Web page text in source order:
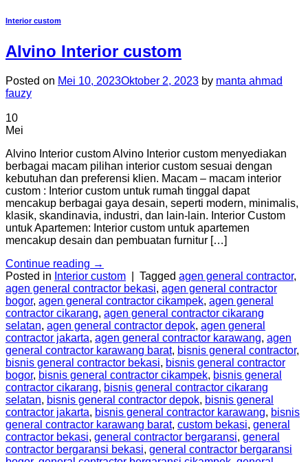
Interior custom
Alvino Interior custom
Posted on Mei 10, 2023Oktober 2, 2023 by manta ahmad
fauzy
10
Mei
Alvino Interior custom Alvino Interior custom menyediakan
berbagai macam pilihan interior custom sesuai dengan
kebutuhan dan preferensi klien. Macam – macam interior
custom : Interior custom untuk rumah tinggal dapat
mencakup berbagai gaya desain, seperti modern, minimalis,
klasik, skandinavia, industri, dan lain-lain. Interior Custom
untuk Apartemen: Interior custom untuk apartemen
mencakup desain dan pembuatan furnitur […]
Continue reading →
Posted in Interior custom Tagged agen general contractor,
agen general contractor bekasi, agen general contractor
bogor, agen general contractor cikampek, agen general
contractor cikarang, agen general contractor cikarang
selatan, agen general contractor depok, agen general
contractor jakarta, agen general contractor karawang, agen
general contractor karawang barat, bisnis general contractor,
bisnis general contractor bekasi, bisnis general contractor
bogor, bisnis general contractor cikampek, bisnis general
contractor cikarang, bisnis general contractor cikarang
selatan, bisnis general contractor depok, bisnis general
contractor jakarta, bisnis general contractor karawang, bisnis
general contractor karawang barat, custom bekasi, general
contractor bekasi, general contractor bergaransi, general
contractor bergaransi bekasi, general contractor bergaransi